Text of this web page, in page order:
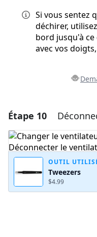
Si vous sentez
déchirer,
bord jusqu'à
avec vos
Ajouter un
Étape 10
OUTIL
Tweezers
$4.99